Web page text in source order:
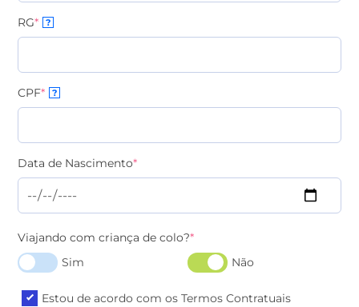
RG* ?
CPF* ?
Data de Nascimento*
Viajando com criança de colo?*
Sim
Não
Estou de acordo com os Termos Contratuais